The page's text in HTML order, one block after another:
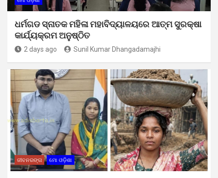
ଧର୍ମଗଡ ସ୍ନାତକ ମହିଳା ମହାବିଦ୍ୟାଳୟରେ ଆତ୍ମ ସୁରକ୍ଷା
କାର୍ଯ୍ୟକ୍ରମ ଅନୁଷ୍ଠିତ
2 days ago Sunil Kumar Dhangadamajhi
ଜୀବନରଙ୍ଗ ମୋ ଓଡ଼ିଶା